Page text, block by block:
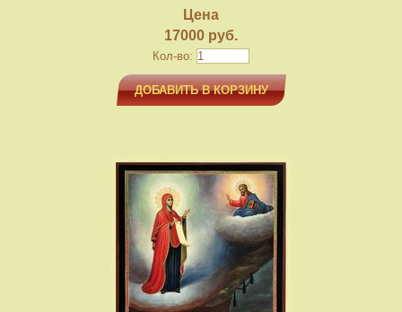
Цена
17000 руб.
Кол-во:
ДОБАВИТЬ В КОРЗИНУ